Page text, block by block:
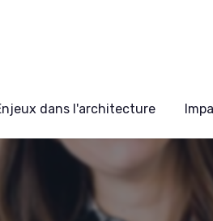
dans l'architecture